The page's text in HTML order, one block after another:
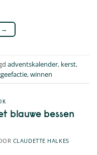
→
adventskalender, kerst,
,winnen
blauwe bessen
CLAUDETTE HALKES